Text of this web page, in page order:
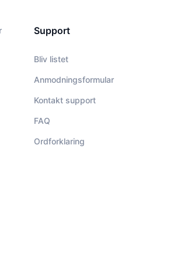
Support
Bliv listet
Anmodningsformular
Kontakt support
FAQ
Ordforklaring